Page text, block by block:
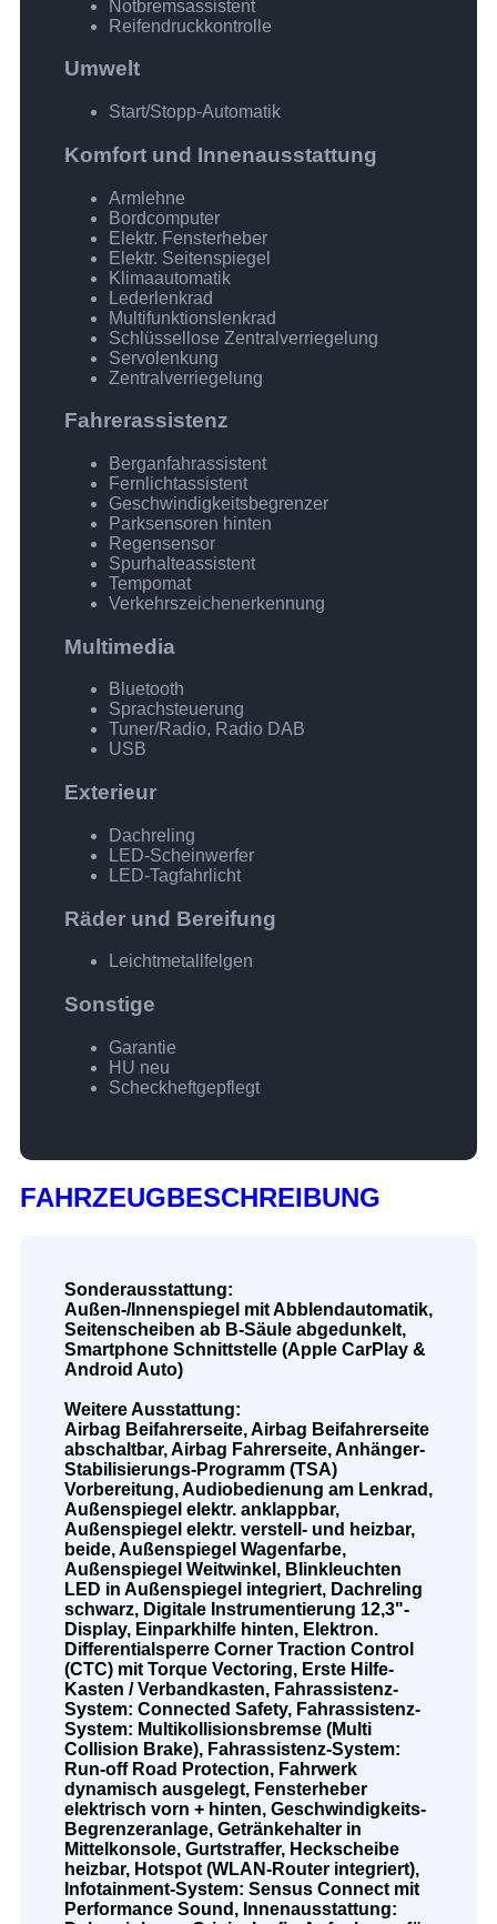
Notbremsassistent
Reifendruckkontrolle
Umwelt
Start/Stopp-Automatik
Komfort und Innenausstattung
Armlehne
Bordcomputer
Elektr. Fensterheber
Elektr. Seitenspiegel
Klimaautomatik
Lederlenkrad
Multifunktionslenkrad
Schlüssellose Zentralverriegelung
Servolenkung
Zentralverriegelung
Fahrerassistenz
Berganfahrassistent
Fernlichtassistent
Geschwindigkeitsbegrenzer
Parksensoren hinten
Regensensor
Spurhalteassistent
Tempomat
Verkehrszeichenerkennung
Multimedia
Bluetooth
Sprachsteuerung
Tuner/Radio, Radio DAB
USB
Exterieur
Dachreling
LED-Scheinwerfer
LED-Tagfahrlicht
Räder und Bereifung
Leichtmetallfelgen
Sonstige
Garantie
HU neu
Scheckheftgepflegt
FAHRZEUGBESCHREIBUNG
Sonderausstattung:
Außen-/Innenspiegel mit Abblendautomatik,
Seitenscheiben ab B-Säule abgedunkelt,
Smartphone Schnittstelle (Apple CarPlay &
Android Auto)
Weitere Ausstattung:
Airbag Beifahrerseite, Airbag Beifahrerseite
abschaltbar, Airbag Fahrerseite, Anhänger-
Stabilisierungs-Programm (TSA)
Vorbereitung, Audiobedienung am Lenkrad,
Außenspiegel elektr. anklappbar,
Außenspiegel elektr. verstell- und heizbar,
beide, Außenspiegel Wagenfarbe,
Außenspiegel Weitwinkel, Blinkleuchten
LED in Außenspiegel integriert, Dachreling
schwarz, Digitale Instrumentierung 12,3"-
Display, Einparkhilfe hinten, Elektron.
Differentialsperre Corner Traction Control
(CTC) mit Torque Vectoring, Erste Hilfe-
Kasten / Verbandkasten, Fahrassistenz-
System: Connected Safety, Fahrassistenz-
System: Multikollisionsbremse (Multi
Collision Brake), Fahrassistenz-System:
Run-off Road Protection, Fahrwerk
dynamisch ausgelegt, Fensterheber
elektrisch vorn + hinten, Geschwindigkeits-
Begrenzeranlage, Getränkehalter in
Mittelkonsole, Gurtstraffer, Heckscheibe
heizbar, Hotspot (WLAN-Router integriert),
Infotainment-System: Sensus Connect mit
Performance Sound, Innenausstattung: